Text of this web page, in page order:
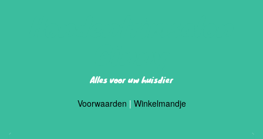
Alles voor uw huisdier
Voorwaarden | Winkelmandje